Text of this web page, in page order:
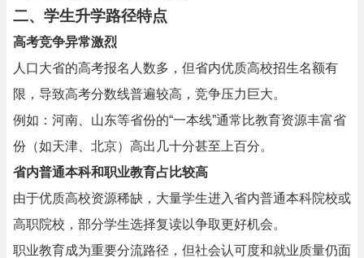
二、学生升学路径特点
高考竞争异常激烈
人口大省的高考报名人数多，但省内优质高校招生名额有
限，导致高考分数线普遍较高，竞争压力巨大。
例如：河南、山东等省份的“一本线”通常比教育资源丰富省
份（如天津、北京）高出几十分甚至上百分。
省内普通本科和职业教育占比较高
由于优质高校资源稀缺，大量学生进入省内普通本科院校或
高职院校，部分学生选择复读以争取更好机会。
职业教育成为重要分流路径，但社会认可度和就业质量仍面